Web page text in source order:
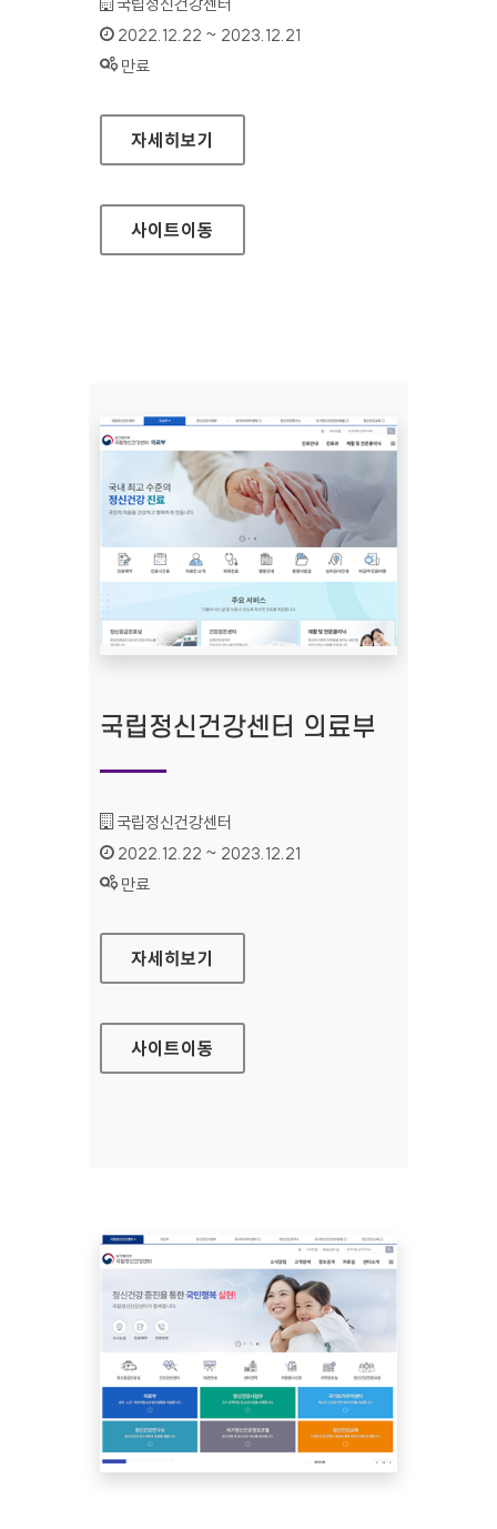
인증기간 :
2022.12.22 ~ 2023.12.21
상태 :
만료
국립정신건강센터 정신건강연구소
자세히보기
사이트이동
국립정신건강센터 의료부
기관명 :
국립정신건강센터
인증기간 :
2022.12.22 ~ 2023.12.21
상태 :
만료
국립정신건강센터 의료부
자세히보기
사이트이동